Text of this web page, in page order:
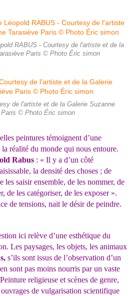
RABUS - Courtesy de l'artiste et de la
Paris © Photo Éric simon
de l'artiste et de la Galerie Suzanne
Paris © Photo Éric simon
peintures témoignent d’une
réalité du monde qui nous entoure.
Rabus : « Il y a d’un côté
la densité des choses ; de
les saisir ensemble, de les nommer, de
de les catégoriser, de les exposer ».
de tensions, nait le désir de peindre.
ici relève d’une esthétique du
Les paysages, les objets, les animaux
s’ils sont issus de l’observation d’un
sont pas moins nourris par un vaste
religieuse et scènes de genre,
de vulgarisation scientifique